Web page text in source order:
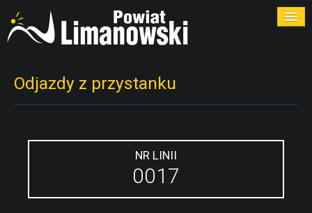
PRZYSTANKI
PRZEWOŹNICY
Odjazdy z przystanku
NR LINII
0017